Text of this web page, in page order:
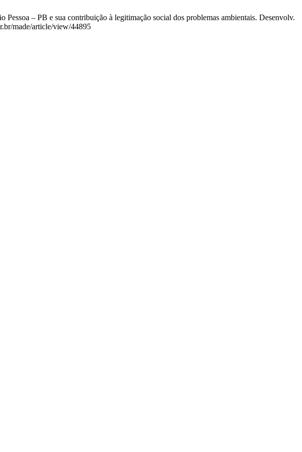
– PB e sua contribuição à legitimação social dos problemas ambientais. Desenvolv.
made/article/view/44895